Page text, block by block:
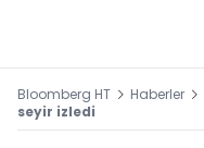
Bloomberg HT Haberler
seyir izledi